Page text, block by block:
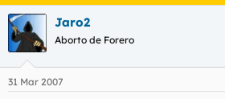
Jaro2
Aborto de Forero
31 Mar 2007